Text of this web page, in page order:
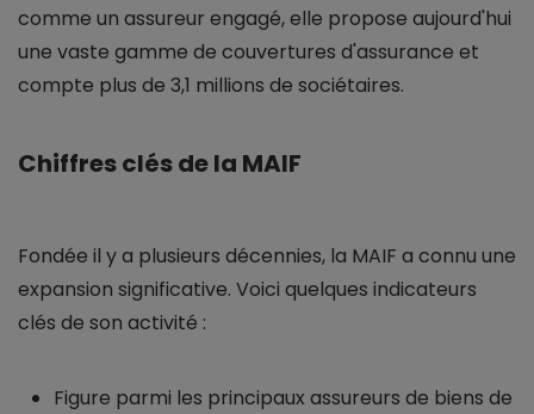
comme un assureur engagé, elle propose aujourd'hui
une vaste gamme de couvertures d'assurance et
compte plus de 3,1 millions de sociétaires.
Chiffres clés de la MAIF
Fondée il y a plusieurs décennies, la MAIF a connu une
expansion significative. Voici quelques indicateurs
clés de son activité :
Figure parmi les principaux assureurs de biens de